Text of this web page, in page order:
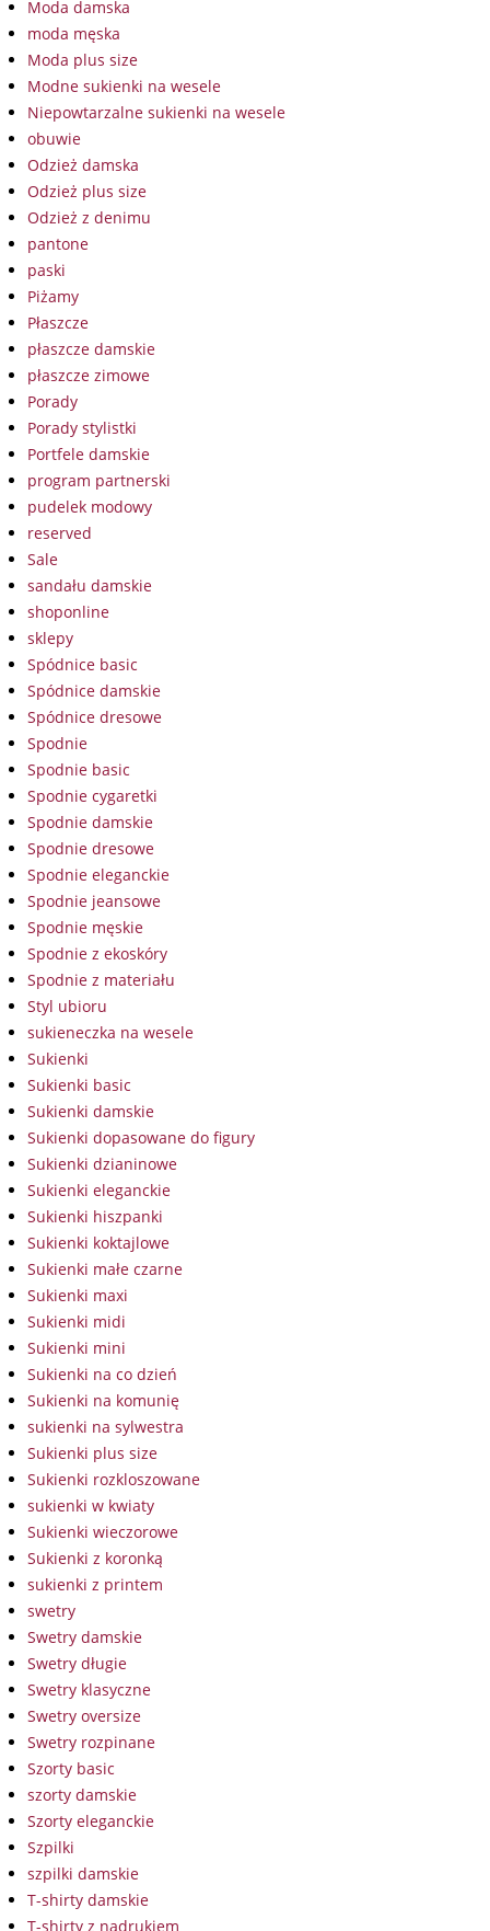
Moda damska
moda męska
Moda plus size
Modne sukienki na wesele
Niepowtarzalne sukienki na wesele
obuwie
Odzież damska
Odzież plus size
Odzież z denimu
pantone
paski
Piżamy
Płaszcze
płaszcze damskie
płaszcze zimowe
Porady
Porady stylistki
Portfele damskie
program partnerski
pudelek modowy
reserved
Sale
sandału damskie
shoponline
sklepy
Spódnice basic
Spódnice damskie
Spódnice dresowe
Spodnie
Spodnie basic
Spodnie cygaretki
Spodnie damskie
Spodnie dresowe
Spodnie eleganckie
Spodnie jeansowe
Spodnie męskie
Spodnie z ekoskóry
Spodnie z materiału
Styl ubioru
sukieneczka na wesele
Sukienki
Sukienki basic
Sukienki damskie
Sukienki dopasowane do figury
Sukienki dzianinowe
Sukienki eleganckie
Sukienki hiszpanki
Sukienki koktajlowe
Sukienki małe czarne
Sukienki maxi
Sukienki midi
Sukienki mini
Sukienki na co dzień
Sukienki na komunię
sukienki na sylwestra
Sukienki plus size
Sukienki rozkloszowane
sukienki w kwiaty
Sukienki wieczorowe
Sukienki z koronką
sukienki z printem
swetry
Swetry damskie
Swetry długie
Swetry klasyczne
Swetry oversize
Swetry rozpinane
Szorty basic
szorty damskie
Szorty eleganckie
Szpilki
szpilki damskie
T-shirty damskie
T-shirty z nadrukiem